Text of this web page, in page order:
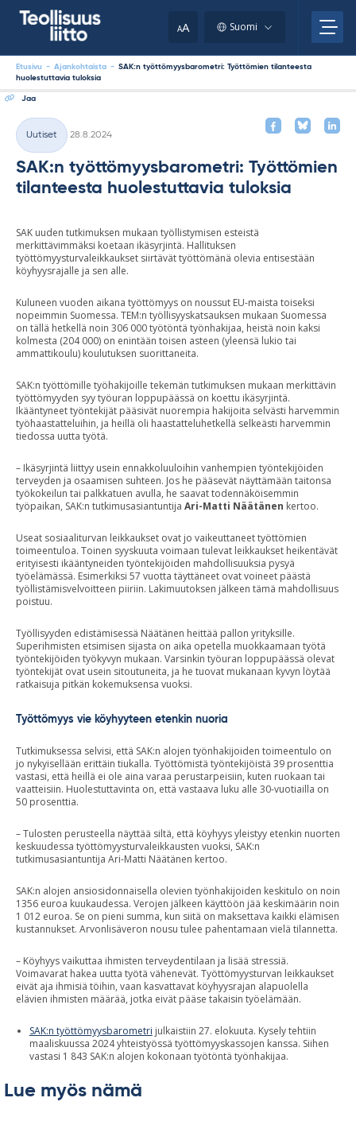
AA Suomi
Etusivu - Ajankohtaista - SAK:n työttömyysbarometri: Työttömien tilanteesta
huolestuttavia tuloksia
Jaa
Kategoriat
Uutiset
28.8.2024
SAK:n työttömyysbarometri: Työttömien
tilanteesta huolestuttavia tuloksia
SAK uuden tutkimuksen mukaan työllistymisen esteistä
merkittävimmäksi koetaan ikäsyrjintä. Hallituksen
työttömyysturvaleikkaukset siirtävät työttömänä olevia entisestään
köyhyysrajalle ja sen alle.
Kuluneen vuoden aikana työttömyys on noussut EU-maista toiseksi
nopeimmin Suomessa. TEM:n työllisyyskatsauksen mukaan Suomessa
on tällä hetkellä noin 306 000 työtöntä työnhakijaa, heistä noin kaksi
kolmesta (204 000) on enintään toisen asteen (yleensä lukio tai
ammattikoulu) koulutuksen suorittaneita.
SAK:n työttömille työhakijoille tekemän tutkimuksen mukaan merkittävin
työttömyyden syy työuran loppupäässä on koettu ikäsyrjintä.
Ikääntyneet työntekijät pääsivät nuorempia hakijoita selvästi harvemmin
työhaastatteluihin, ja heillä oli haastatteluhetkellä selkeästi harvemmin
tiedossa uutta työtä.
– Ikäsyrjintä liittyy usein ennakkoluuloihin vanhempien työntekijöiden
terveyden ja osaamisen suhteen. Jos he pääsevät näyttämään taitonsa
työkokeilun tai palkkatuen avulla, he saavat todennäköisemmin
työpaikan, SAK:n tutkimusasiantuntija Ari-Matti Näätänen kertoo.
Useat sosiaaliturvan leikkaukset ovat jo vaikeuttaneet työttömien
toimeentuloa. Toinen syyskuuta voimaan tulevat leikkaukset heikentävät
erityisesti ikääntyneiden työntekijöiden mahdollisuuksia pysyä
työelämässä. Esimerkiksi 57 vuotta täyttäneet ovat voineet päästä
työllistämisvelvoitteen piiriin. Lakimuutoksen jälkeen tämä mahdollisuus
poistuu.
Työllisyyden edistämisessä Näätänen heittää pallon yrityksille.
Superihmisten etsimisen sijasta on aika opetella muokkaamaan työtä
työntekijöiden työkyvyn mukaan. Varsinkin työuran loppupäässä olevat
työntekijät ovat usein sitoutuneita, ja he tuovat mukanaan kyvyn löytää
ratkaisuja pitkän kokemuksensa vuoksi.
Työttömyys vie köyhyyteen etenkin nuoria
Tutkimuksessa selvisi, että SAK:n alojen työnhakijoiden toimeentulo on
jo nykyisellään erittäin tiukalla. Työttömistä työntekijöistä 39 prosenttia
vastasi, että heillä ei ole aina varaa perustarpeisiin, kuten ruokaan tai
vaatteisiin. Huolestuttavinta on, että vastaava luku alle 30-vuotiailla on
50 prosenttia.
– Tulosten perusteella näyttää siltä, että köyhyys yleistyy etenkin nuorten
keskuudessa työttömyysturvaleikkausten vuoksi, SAK:n
tutkimusasiantuntija Ari-Matti Näätänen kertoo.
SAK:n alojen ansiosidonnaisella olevien työnhakijoiden keskitulo on noin
1356 euroa kuukaudessa. Verojen jälkeen käyttöön jää keskimäärin noin
1 012 euroa. Se on pieni summa, kun siitä on maksettava kaikki elämisen
kustannukset. Arvonlisäveron nousu tulee pahentamaan vielä tilannetta.
– Köyhyys vaikuttaa ihmisten terveydentilaan ja lisää stressiä.
Voimavarat hakea uutta työtä vähenevät. Työttömyysturvan leikkaukset
eivät aja ihmisiä töihin, vaan kasvattavat köyhyysrajan alapuolella
elävien ihmisten määrää, jotka eivät pääse takaisin työelämään.
SAK:n työttömyysbarometri julkaistiin 27. elokuuta. Kysely tehtiin
maaliskuussa 2024 yhteistyössä työttömyyskassojen kanssa. Siihen
vastasi 1 843 SAK:n alojen kokonaan työtöntä työnhakijaa.
Lue myös nämä
clipboard.)